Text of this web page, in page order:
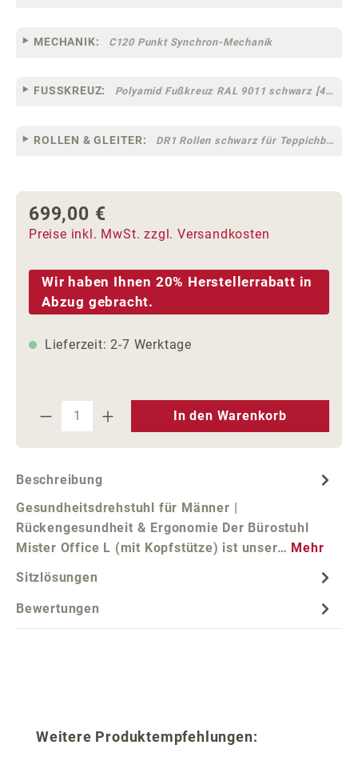
MECHANIK: C120 Punkt Synchron-Mechanik
FUSSKREUZ: Polyamid Fußkreuz RAL 9011 schwarz [44]
ROLLEN & GLEITER: DR1 Rollen schwarz für Teppichböden [10]
Regulärer Preis:
699,00 €
Preise inkl. MwSt. zzgl. Versandkosten
Wir haben Ihnen 20% Herstellerrabatt in
Abzug gebracht.
Lieferzeit: 2-7 Werktage
Produkt Anzahl: Gib den
In den Warenkorb
Beschreibung
Gesundheitsdrehstuhl für Männer |
Rückengesundheit & Ergonomie Der Bürostuhl
Mister Office L (mit Kopfstütze) ist unser… Mehr
Sitzlösungen
Bewertungen
Produktgalerie überspringen
Weitere Produktempfehlungen: